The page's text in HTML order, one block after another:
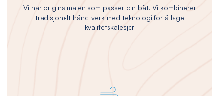
Vi har originalmalen som passer din båt. Vi kombinerer
tradisjonelt håndtverk med teknologi for å lage
kvalitetskalesjer